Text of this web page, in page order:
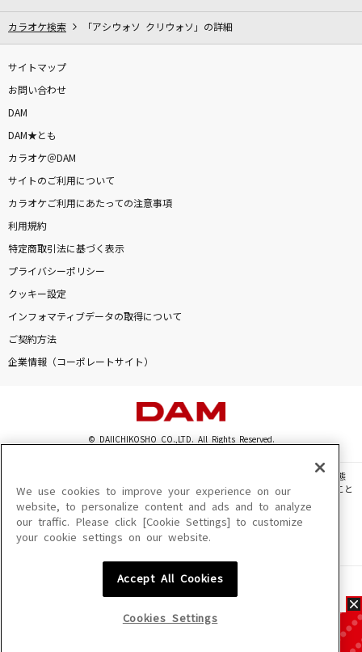
カラオケ検索 「アシウォソ クリウォソ」の詳細
サイトマップ
お問い合わせ
DAM
DAM★とも
カラオケ＠DAM
サイトのご利用について
カラオケご利用にあたっての注意事項
利用規約
特定商取引法に基づく表示
プライバシーポリシー
クッキー設定
インフォマティブデータの取得について
ご契約方法
企業情報（コーポレートサイト）
© DAIICHIKOSHO CO.,LTD. All Rights Reserved.
このサイトに掲載されている一切の文章・画像・写真・動画・音声等を、手段や形態
を問わず、著作権法の定める範囲を超えて無断で複製、転載、ファイル化などすること
を禁じます。
楽曲及びコンテンツは、機種によりご利用いただけない場合があります。
楽曲及びコンテンツの配信日、配信内容が変更になる場合があります。
We use cookies to improve your experience on our
website, to personalize content and ads and to analyze
our traffic. Please click [Cookie Settings] to customize
your cookie settings on our website.
Accept All Cookies
Cookies Settings